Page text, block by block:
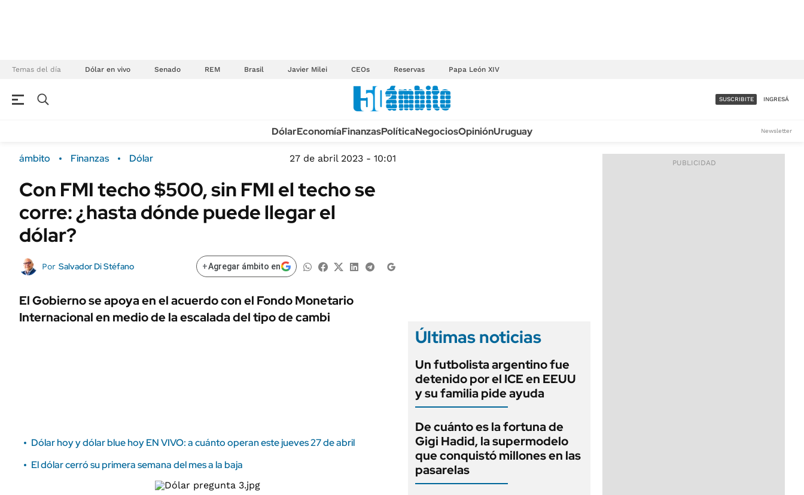
Temas del día Dólar en vivo Senado REM Brasil Javier Milei CEOs Reservas Papa León XIV
Campo
FINANZAS
Dólar
ÁMBITO DEBATE
Sustentabilidad
Seguros
ENERGY REPORT
URUGUAY
TECNOLOGÍA
MÉXICO
MUNDO
INFORMACIÓN GENERAL
AUTOS
ACCESO FULL - $1.800/MES
SUSCRIBITE INGRESÁ
DólarEconomíaFinanzasPolíticaNegociosOpiniónUruguay Newsletter
ámbito Finanzas Dólar 27 de abril 2023 - 10:01
Con FMI techo $500, sin FMI el techo se
corre: ¿hasta dónde puede llegar el
dólar?
Por Salvador Di Stéfano +Agregar ámbito en
El Gobierno se apoya en el acuerdo con el Fondo Monetario
Internacional en medio de la escalada del tipo de cambi
Dólar hoy y dólar blue hoy EN VIVO: a cuánto operan este jueves 27 de abril
El dólar cerró su primera semana del mes a la baja
Últimas noticias
Un futbolista argentino fue
detenido por el ICE en EEUU
y su familia pide ayuda
De cuánto es la fortuna de
Gigi Hadid, la supermodelo
que conquistó millones en las
pasarelas